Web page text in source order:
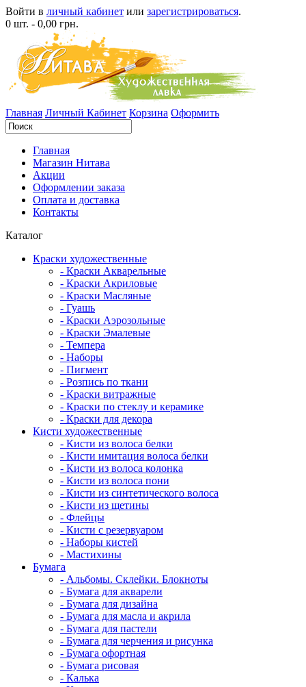
Войти в личный кабинет или зарегистрироваться.
0 шт. - 0,00 грн.
Главная Личный Кабинет Корзина Оформить
Главная
Магазин Нитава
Акции
Оформлении заказа
Оплата и доставка
Контакты
Каталог
Краски художественные
- Краски Акварельные
- Краски Акриловые
- Краски Масляные
- Гуашь
- Краски Аэрозольные
- Краски Эмалевые
- Темпера
- Наборы
- Пигмент
- Розпись по ткани
- Краски витражные
- Краски по стеклу и керамике
- Краски для декора
Кисти художественные
- Кисти из волоса белки
- Кисти имитация волоса белки
- Кисти из волоса колонка
- Кисти из волоса пони
- Кисти из синтетического волоса
- Кисти из щетины
- Флейцы
- Кисти с резервуаром
- Наборы кистей
- Мастихины
Бумага
- Альбомы. Склейки. Блокноты
- Бумага для акварели
- Бумага для дизайна
- Бумага для масла и акрила
- Бумага для пастели
- Бумага для черчения и рисунка
- Бумага офортная
- Бумага рисовая
- Калька